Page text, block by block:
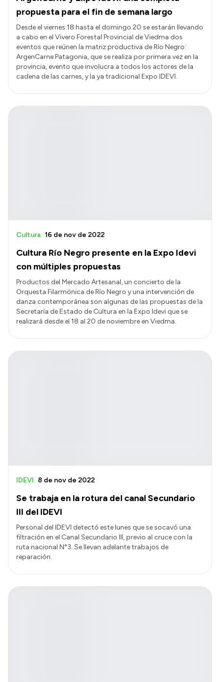
propuesta para el fin de semana largo
Desde el viernes 18 hasta el domingo 20 se estarán llevando
a cabo en el Vivero Forestal Provincial de Viedma dos
eventos que reúnen la matriz productiva de Río Negro:
ArgenCarne Patagonia, que se realiza por primera vez en la
provincia, evento que involucra a todos los actores de la
cadena de las carnes, y la ya tradicional Expo IDEVI.
Cultura Río Negro presente en la Expo Idevi
con múltiples propuestas
Cultura 16 de nov de 2022
Productos del Mercado Artesanal, un concierto de la
Orquesta Filarmónica de Río Negro y una intervención de
danza contemporánea son algunas de las propuestas de la
Secretaría de Estado de Cultura en la Expo Idevi que se
realizará desde el 18 al 20 de noviembre en Viedma.
Se trabaja en la rotura del canal Secundario
III del IDEVI
IDEVI 8 de nov de 2022
Personal del IDEVI detectó este lunes que se socavó una
filtración en el Canal Secundario III, previo al cruce con la
ruta nacional N°3. Se llevan adelante trabajos de
reparación.